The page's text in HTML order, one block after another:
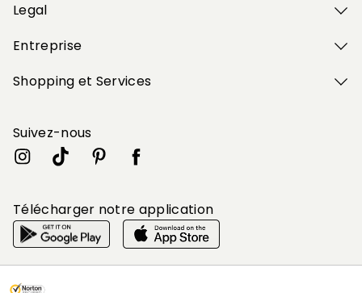
Legal
Entreprise
Shopping et Services
Suivez-nous
Télécharger notre application